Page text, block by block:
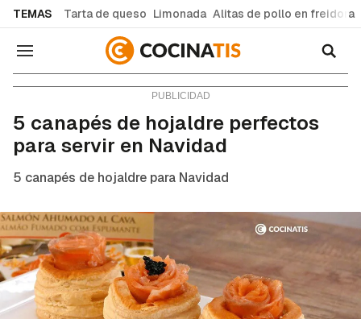
TEMAS Tarta de queso Limonada Alitas de pollo en freidora
Navegación
5 canapés de hojaldre perfectos
para servir en Navidad
5 canapés de hojaldre para Navidad